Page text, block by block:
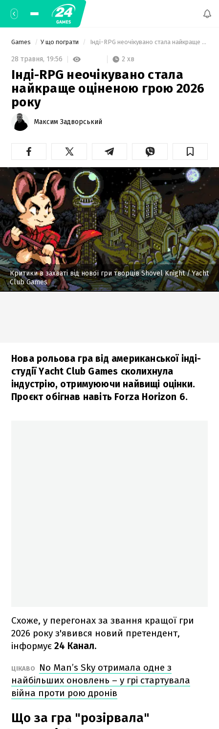
Games У що пограти Інді-RPG неочікувано стала найкраще оціненою грою 2026 року
28 травня, 19:56 2 хв
Інді-RPG неочікувано стала
найкраще оціненою грою 2026
року
Максим Задворський
Критики в захваті від нової гри творців Shovel Knight/ Yacht
Club Games
Нова рольова гра від американської інді-
студії Yacht Club Games сколихнула
індустрію, отримуюючи найвищі оцінки.
Проєкт обігнав навіть Forza Horizon 6.
Схоже, у перегонах за звання кращої гри
2026 року з'явився новий претендент,
інформує 24 Канал.
ЦІКАВО
No Man’s Sky отримала одне з
найбільших оновлень – у грі стартувала
війна проти рою дронів
Що за гра "розірвала"